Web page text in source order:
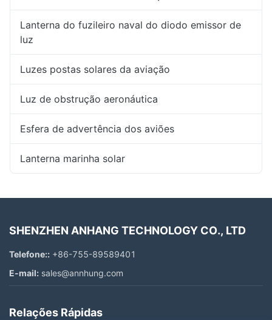
Lanterna do fuzileiro naval do diodo emissor de
luz
Luzes postas solares da aviação
Luz de obstrução aeronáutica
Esfera de advertência dos aviões
Lanterna marinha solar
SHENZHEN ANHANG TECHNOLOGY CO., LTD
Telefone:: +86-755-89589401
E-mail: sales@annhung.com
Relações Rápidas